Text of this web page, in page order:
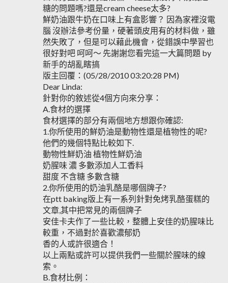
糖的問題嗎?還是cream cheese太多?
鮮奶油跟牛奶在口味上有盒影響？ 因為家裡沒電
腦 沒辦法參考份量，硬著頭皮用有的材料做，雖
然失敗了，但是可以藉此機會，從錯誤中學習也
很好對吧 呵呵～ 先謝謝您看完這一大篇問題 by
新手的胡亂瞎搞
版主回覆：(05/28/2010 03:20:28 PM)
Dear Linda:
針對你的敘述從4個方向來分享：
A.食材的選擇
食材選擇的部分有兩個地方想跟你確認:
1.你所使用的鮮奶油是動物性還是植物性的呢?
他們的幾個特點比較如下.
動物性鮮奶油 植物性鮮奶油
奶腥味 濃 多數添加人工香料
甜度 不含糖 多數含糖
2.你所使用的奶油乳酪是哪個牌子?
在ptt baking版上有一系列針對免烤乳酪蛋糕的
文章,其中把常見的兩個牌子
安佳卡夫作了一些比較，整體上安佳的奶腥味比
較重，不過對於喜歡濃郁奶
香的人或許很適合！
以上兩點或許可以提供我們一些關於腥味的線
索。
B.食材比例：